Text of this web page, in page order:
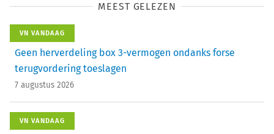
MEEST GELEZEN
VN VANDAAG
Geen herverdeling box 3-vermogen ondanks forse
terugvordering toeslagen
7 augustus 2026
VN VANDAAG